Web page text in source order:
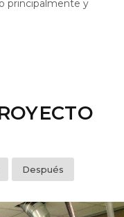
principalmente y
Después